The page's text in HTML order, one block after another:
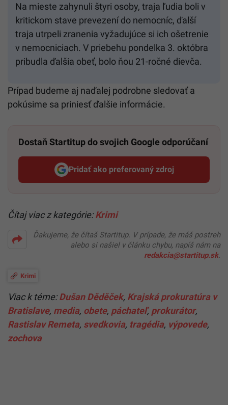
Na mieste zahynuli štyri osoby, traja ľudia boli v
kritickom stave prevezení do nemocníc, ďalší
traja utrpeli zranenia vyžadujúce si ich ošetrenie
v nemocniciach. V priebehu pondelka 3. októbra
pribudla ďalšia obeť, bolo ňou 21-ročné dievča.
Prípad budeme aj naďalej podrobne sledovať a
pokúsime sa priniesť ďalšie informácie.
Dostaň Startitup do svojich Google odporúčaní
Pridať ako preferovaný zdroj
Startitup, odkaz sa otvorí v
Čítaj viac z kategórie:Krimi
Ďakujeme, že čítaš Startitup. V prípade, že máš postreh
alebo si našiel v článku chybu, napíš nám na
redakcia@startitup.sk.
Krimi
Viac k téme:Dušan Děděček, Krajská prokuratúra v
Bratislave, media, obete, páchateľ, prokurátor,
Rastislav Remeta, svedkovia, tragédia, výpovede,
zochova